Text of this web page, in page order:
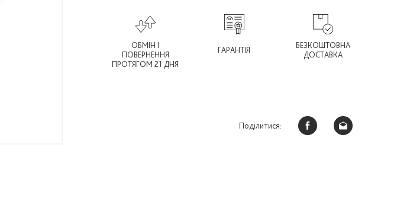
ОБМІН І
ПОВЕРНЕННЯ
ПРОТЯГОМ 21 ДНЯ
ГАРАНТІЯ
БЕЗКОШТОВНА
ДОСТАВКА
Поділитися: